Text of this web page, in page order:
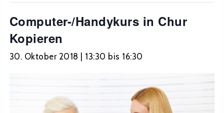
Computer-/Handykurs in Chur
Kopieren
30. Oktober 2018 | 13:30 bis 16:30